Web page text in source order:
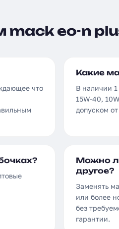
eo-n
что
Какие
В наличии
15W-40,
допуском
Можно
другое?
Заменять
или более
без
гарантии.